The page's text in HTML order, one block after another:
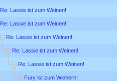
Re: Lassie ist zum Weinen!
Re: Lassie ist zum Weinen!
Re: Lassie ist zum Weinen!
Re: Lassie ist zum Weinen!
Re: Lassie ist zum Weinen!
Fury ist zum Wiehern!